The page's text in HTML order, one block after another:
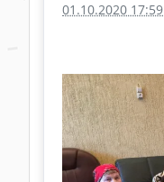
01.10.2020 17:59